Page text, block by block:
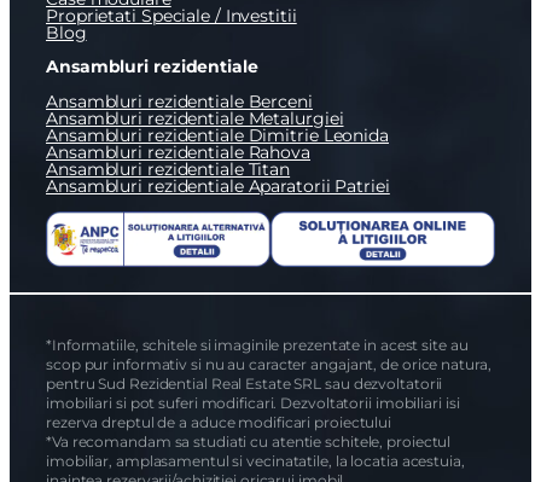
Castiga bani alaturi de noi
Campania Onoare si Respect
Campania “Candva acasa”
Plati esalonate
Catalog SudRezidential.ro
Catalog Case Modulare
Feedback
Imobiliare Bucuresti/Ilfov
Apartamente 1 camera de vanzare
Apartamente 2 camere de vanzare
Apartamente 3 camere de vanzare
Apartamente 4 camere de vanzare
Case/vile de vanzare
Case modulare
Blog
Ansambluri rezidentiale Berceni
Ansambluri rezidentiale Metalurgiei
Ansambluri rezidentiale Dimitrie Leonida
Ansambluri rezidentiale Rahova
Ansambluri rezidentiale Titan
Ansambluri rezidentiale Aparatorii Patriei